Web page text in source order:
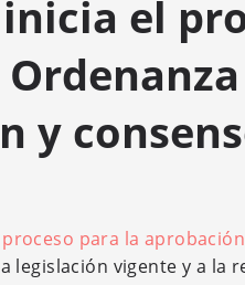
el
y
para la aprobación
legislación vigente y a la